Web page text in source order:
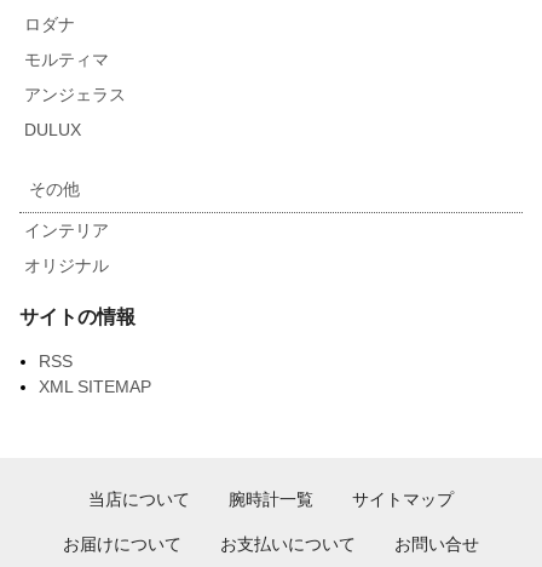
ロダナ
モルティマ
アンジェラス
DULUX
その他
インテリア
オリジナル
サイトの情報
RSS
XML SITEMAP
当店について 腕時計一覧 サイトマップ
お届けについて お支払いについて お問い合せ